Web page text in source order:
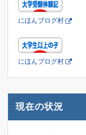
にほんブログ村
にほんブログ村
現在の状況